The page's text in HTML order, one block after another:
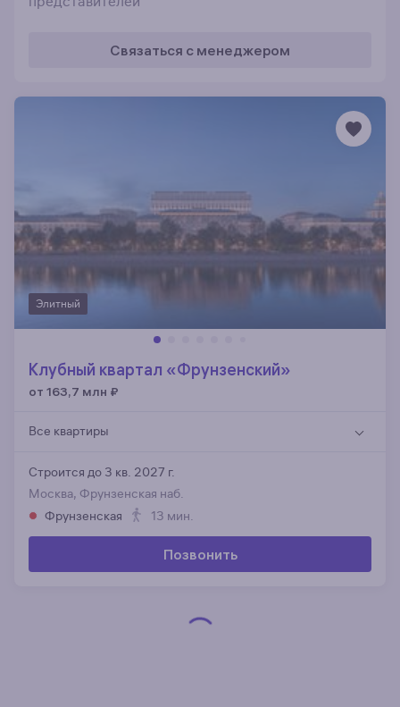
Связаться с менеджером
Элитный
Клубный квартал «Фрунзенский»
от 163,7 млн ₽
Все квартиры
Строится до 3 кв. 2027 г.
Москва, Фрунзенская наб.
Фрунзенская
13 мин.
Позвонить